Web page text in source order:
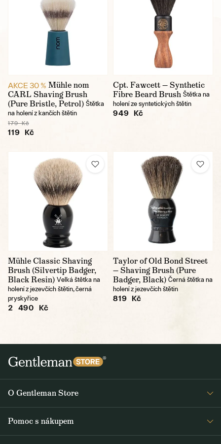
AKCE 30 % Mühle nom
CARL Shaving Brush
(Pure Bristle, Petrol) Štětka
na holení z kančích štětin
179 Kč
119 Kč
Cpt. Fawcett — Synthetic
Fibre Beard Brush Štětka na
holení ze syntetických štětin
949 Kč
Mühle Classic Shaving
Brush (Silvertip Badger,
Black Resin) Velká štětka na
holení z jezevčích štětin, černá
pryskyřice
2 490 Kč
Taylor of Old Bond Street
— Shaving Brush (Pure
Badger, Black) Černá štětka na
holení z jezevčích štětin
819 Kč
O Gentleman Store
Pomoc s nákupem